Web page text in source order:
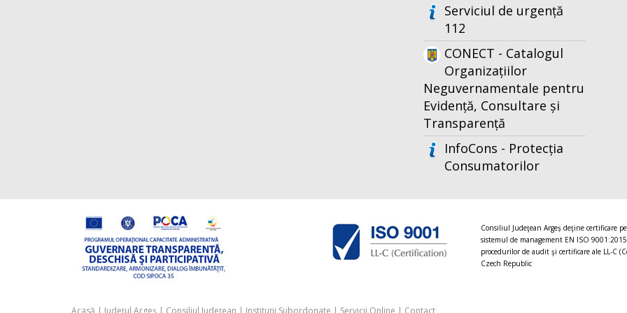
Serviciul de urgență
112
CONECT - Catalogul
Organizațiilor
Neguvernamentale pentru
Evidență, Consultare și
Transparență
InfoCons - Protecția
Consumatorilor
Consiliul Judeţean Argeș deţine certificare
sistemul de management EN ISO
procedurilor de audit şi certificare ale LL-C
Czech Republic
Acasă | Județul Argeș | Consiliul Județean | Instituții Subordonate | Servicii Online | Contact